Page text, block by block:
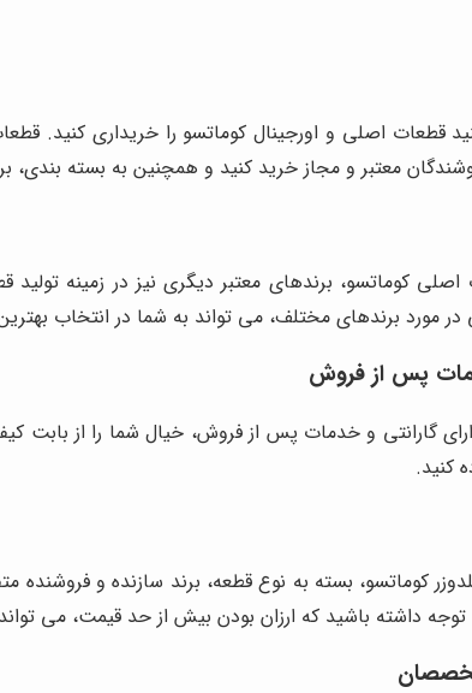
قطعات اصلی و اورجینال کوماتسو را خریداری کنید.
معتبر و مجاز خرید کنید و همچنین به بسته
اصلی کوماتسو، برندهای معتبر دیگری نیز در زمینه
مورد برندهای مختلف، می تواند به شما در انتخاب
پس از فروش
گارانتی و خدمات پس از فروش، خیال شما را از بابت
کنید.
کوماتسو، بسته به نوع قطعه، برند سازنده و فروشنده
توجه داشته باشید که ارزان بودن بیش از حد قیمت، می